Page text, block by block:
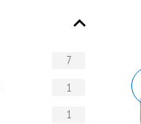
7
1
1